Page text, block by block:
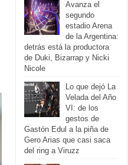
Avanza el
segundo
estadio Arena
de la Argentina:
detrás está la productora
de Duki, Bizarrap y Nicki
Nicole
Lo que dejó La
Velada del Año
VI: de los
gestos de
Gastón Edul a la piña de
Gero Arias que casi saca
del ring a Viruzz